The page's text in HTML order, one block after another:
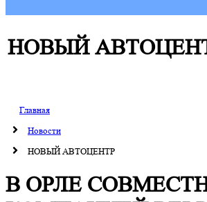
НОВЫЙ
Главная
Новости
НОВЫЙ АВТОЦЕНТР
В ОРЛЕ